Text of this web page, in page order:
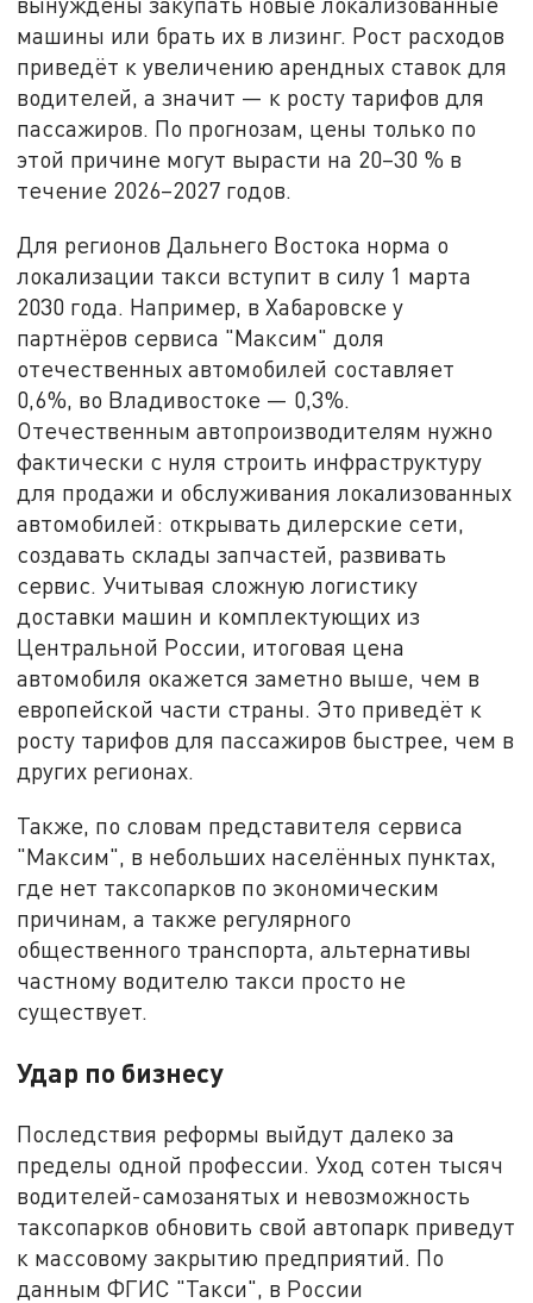
машины или брать их в лизинг. Рост расходов
приведёт к увеличению арендных ставок для
водителей, а значит — к росту тарифов для
пассажиров. По прогнозам, цены только по
этой причине могут вырасти на 20–30 % в
течение 2026–2027 годов.
Для регионов Дальнего Востока норма о
локализации такси вступит в силу 1 марта
2030 года. Например, в Хабаровске у
партнёров сервиса "Максим" доля
отечественных автомобилей составляет
0,6%, во Владивостоке — 0,3%.
Отечественным автопроизводителям нужно
фактически с нуля строить инфраструктуру
для продажи и обслуживания локализованных
автомобилей: открывать дилерские сети,
создавать склады запчастей, развивать
сервис. Учитывая сложную логистику
доставки машин и комплектующих из
Центральной России, итоговая цена
автомобиля окажется заметно выше, чем в
европейской части страны. Это приведёт к
росту тарифов для пассажиров быстрее, чем в
других регионах.
Также, по словам представителя сервиса
"Максим", в небольших населённых пунктах,
где нет таксопарков по экономическим
причинам, а также регулярного
общественного транспорта, альтернативы
частному водителю такси просто не
существует.
Удар по бизнесу
Последствия реформы выйдут далеко за
пределы одной профессии. Уход сотен тысяч
водителей-самозанятых и невозможность
таксопарков обновить свой автопарк приведут
к массовому закрытию предприятий. По
данным ФГИС "Такси", в России